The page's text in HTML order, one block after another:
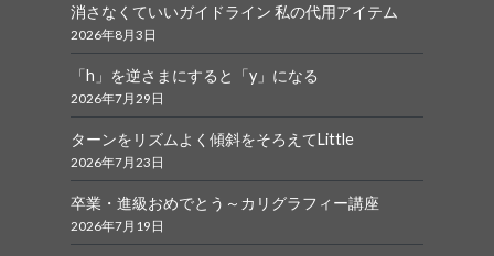
消さなくていいガイドライン 私の代用アイテム
2026年8月3日
「h」を逆さまにすると「y」になる
2026年7月29日
ターンをリズムよく傾斜をそろえてLittle
2026年7月23日
卒業・進級おめでとう～カリグラフィー講座
2026年7月19日